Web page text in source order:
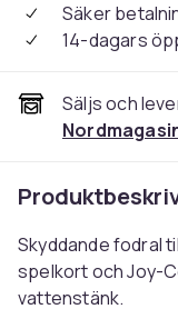
Säker
14-dagars
Säljs och
Skyddande fodral
spelkort och Joy-
vattenstänk.